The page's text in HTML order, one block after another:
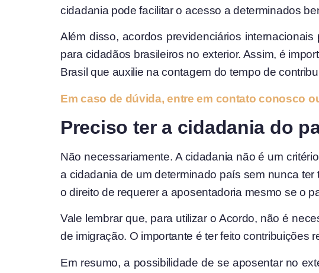
cidadania pode facilitar o acesso a determinados
Além disso, acordos previdenciários
para cidadãos brasileiros no exterior. Assim, é
Brasil que auxilie na contagem do tempo de
Em caso de dúvida, entre em contato conosco
Preciso ter a cidadania do
Não necessariamente. A cidadania não é um
a cidadania de um determinado país sem nunca
o direito de requerer a aposentadoria mesmo se o
Vale lembrar que, para utilizar o Acordo, não é
de imigração. O importante é ter feito contribuições
Em resumo, a possibilidade de se aposentar no